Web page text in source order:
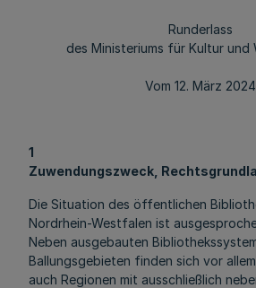
Runderlass
des Ministeriums für Kultur und
Vom 12. März 2024
1
Zuwendungszweck,
Die Situation des öffentlichen
Nordrhein-Westfalen ist
Neben ausgebauten
Ballungsgebieten finden sich vor
auch Regionen mit ausschließlich